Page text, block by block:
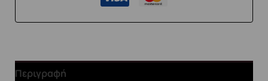
Περιγραφή